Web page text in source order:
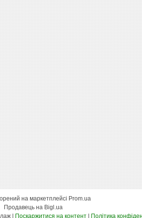
на маркетплейсі Prom.ua
Продавець на Bigl.ua
Поскаржитися на контент Політика